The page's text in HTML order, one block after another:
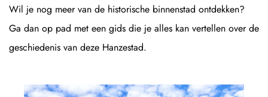
Wil je nog meer van de historische binnenstad ontdekken?
Ga dan op pad met een gids die je alles kan vertellen over de
geschiedenis van deze Hanzestad.